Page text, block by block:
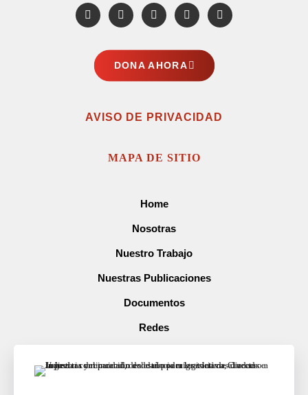
DONA AHORA
AVISO DE PRIVACIDAD
MAPA DE SITIO
Home
Nosotras
Nuestro Trabajo
Nuestras Publicaciones
Documentos
Redes